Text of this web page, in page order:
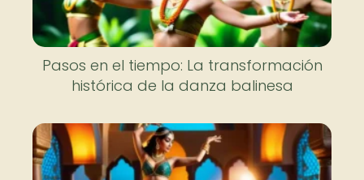
Pasos en el tiempo: La transformación
histórica de la danza balinesa